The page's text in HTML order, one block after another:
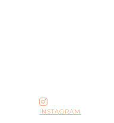
INSTAGRAM